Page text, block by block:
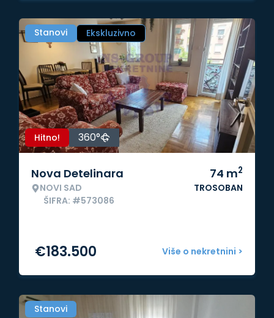
Stanovi Ekskluzivno
Hitno! 360°
Nova Detelinara
NOVI SAD
ŠIFRA: #573086
74 m2
TROSOBAN
Više o nekretnini >
€183.500
Stanovi